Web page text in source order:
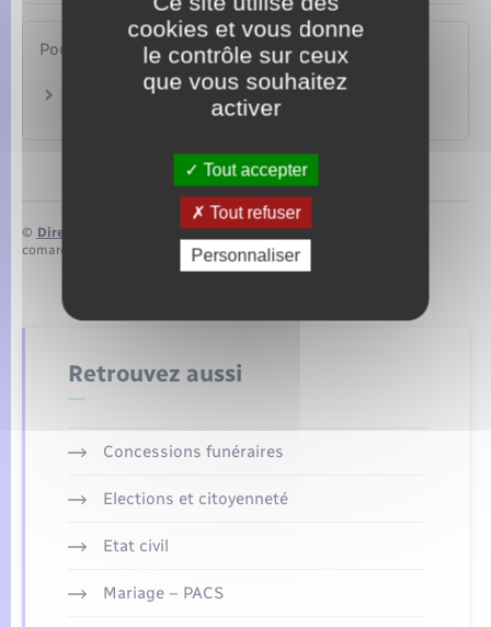
Pour en savoir plus
Site du Défenseur des droits
© Direction de l’information légale et administrative
comarquage developpé par baseo.io
Retrouvez aussi
Concessions funéraires
Elections et citoyenneté
Etat civil
Mariage – PACS
cookies et vous donne
le contrôle sur ceux
que vous souhaitez
activer
Tout accepter
Tout refuser
Personnaliser